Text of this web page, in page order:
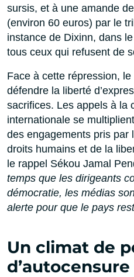
sursis, et à une amande
(environ 60 euros) par le
instance de Dixinn, dans
tous ceux qui refusent de
Face à cette répression,
défendre la liberté
sacrifices. Les appels à la
internationale se
des engagements pris par
droits humains et de la
le rappel Sékou Jamal
temps que les dirigeants
démocratie, les médias
alerte pour que le pays
Un climat de
d’autocensure